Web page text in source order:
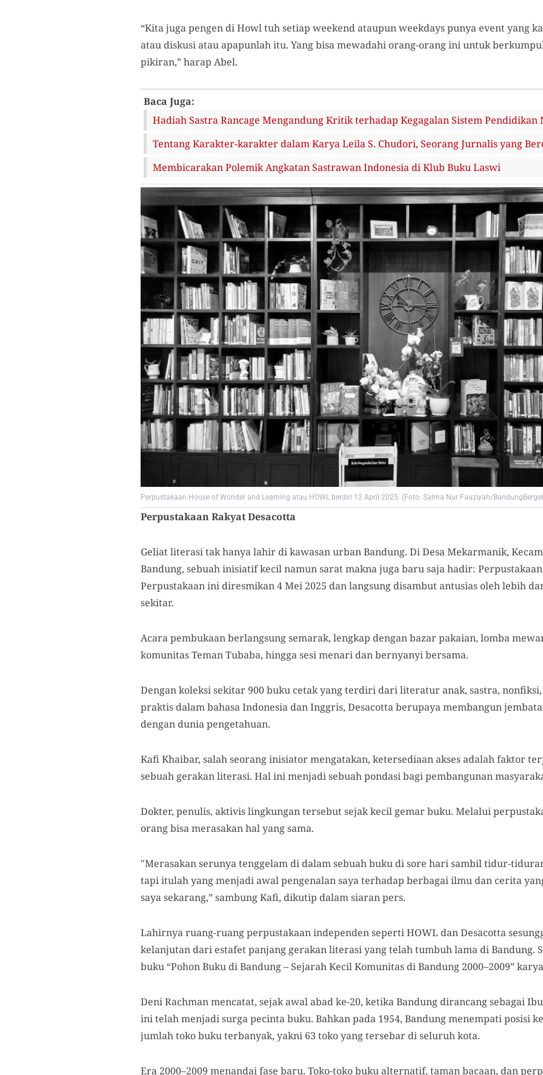
“Kita juga pengen di Howl tuh setiap weekend ataupun weekdays punya event yang
atau diskusi atau apapunlah itu. Yang bisa mewadahi orang-orang ini untuk
pikiran,” harap Abel.
Baca Juga:
Hadiah Sastra Rancage Mengandung Kritik terhadap Kegagalan Sistem Pendidikan
Tentang Karakter-karakter dalam Karya Leila S. Chudori, Seorang Jurnalis yang
Membicarakan Polemik Angkatan Sastrawan Indonesia di Klub Buku Laswi
Perpustakaan House of Wonder and Learning atau HOWL berdiri 12 April 2025. (Foto: Salma Nur Fauziyah/
Perpustakaan Rakyat Desacotta
Geliat literasi tak hanya lahir di kawasan urban Bandung. Di Desa Mekarmanik,
Bandung, sebuah inisiatif kecil namun sarat makna juga baru saja hadir:
Perpustakaan ini diresmikan 4 Mei 2025 dan langsung disambut antusias oleh lebih
sekitar.
Acara pembukaan berlangsung semarak, lengkap dengan bazar pakaian, lomba
komunitas Teman Tubaba, hingga sesi menari dan bernyanyi bersama.
Dengan koleksi sekitar 900 buku cetak yang terdiri dari literatur anak, sastra,
praktis dalam bahasa Indonesia dan Inggris, Desacotta berupaya membangun
dengan dunia pengetahuan.
Kafi Khaibar, salah seorang inisiator mengatakan, ketersediaan akses adalah faktor
sebuah gerakan literasi. Hal ini menjadi sebuah pondasi bagi pembangunan
Dokter, penulis, aktivis lingkungan tersebut sejak kecil gemar buku. Melalui
orang bisa merasakan hal yang sama.
"Merasakan serunya tenggelam di dalam sebuah buku di sore hari sambil tidur-
tapi itulah yang menjadi awal pengenalan saya terhadap berbagai ilmu dan cerita
saya sekarang,” sambung Kafi, dikutip dalam siaran pers.
Lahirnya ruang-ruang perpustakaan independen seperti HOWL dan Desacotta
kelanjutan dari estafet panjang gerakan literasi yang telah tumbuh lama di Bandung.
buku “Pohon Buku di Bandung – Sejarah Kecil Komunitas di Bandung 2000–2009”
Deni Rachman mencatat, sejak awal abad ke-20, ketika Bandung dirancang sebagai
ini telah menjadi surga pecinta buku. Bahkan pada 1954, Bandung menempati posisi
jumlah toko buku terbanyak, yakni 63 toko yang tersebar di seluruh kota.
Era 2000–2009 menandai fase baru. Toko-toko buku alternatif, taman bacaan, dan